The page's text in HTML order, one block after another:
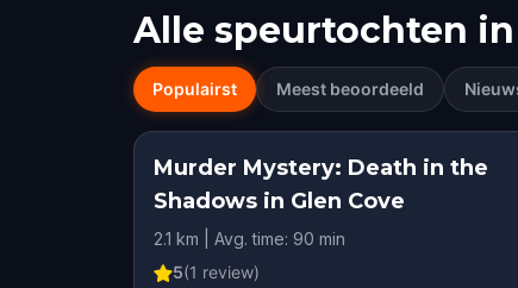
Alle speurtochten in
Populairst Meest beoordeeld
Murder Mystery: Death in the
Shadows in Glen Cove
2.1 km | Avg. time: 90 min
5(1 review)